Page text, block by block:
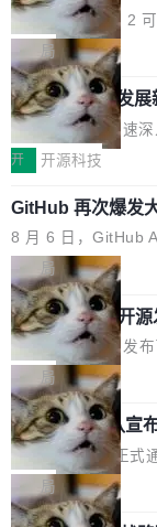
话，他是说出了一
破的事实。 Jordan
「我不认为这些会议
或造假。问题是，作
看起来最令人兴奋的
度宣传的。」 这才
都有问题，是最吸引
他引用的帖子来自
026 的读者：「看了
3 开源项目
Flash Attention 2
这句话不是来自某
Pham 的一条推文
的早期工程师之一
工作过。近日他在 X
认为现代 AI 领域最
个名字毫无悬念：
理由很具体。FA 系
认为最重要的一个
驱动你去学 CuTe，
er++ 优化所淹没，
键的是 FA2 的持久
局
共商智能硬件发展
硬件开发者日杭州
随着万物智联加速
单点设备迈向智能化
鸿蒙通过统一技术底
型智能设备的开发、
也为产业链企业探索
的空间。 8月14日，
（OHDD：
r Day）将在杭州启
链企业和开发者，邀
问，围绕开源鸿蒙技
配、功耗与稳定性调
等内容展开系统讲解
步了解开源鸿蒙在智
开 开源科技
GitHub 再次爆发
8 月 6 日，GitHub
模服务降级，
webhook 停发，连
障无法工作。
opilot coding agent
恢复，大约 12 小时
起事故，其中四起
Hub 员工 kdaigle 在
据：2025 年全年
2.75 亿次，全年预
局
Prime Agent 开源
进的编程 Agent
专家基线
Prime Intellect 发
的编程 Agent
象：Recursive
ontinual Harness。
上，Prime Agent +
5% RHAE Best@1
家基线 95.4%。 不
局
Rust 项目团队宣
止，但你要承认
Rust 语言项目正式
覆盖 rust-lang/rust
是项目级别的官方立
局